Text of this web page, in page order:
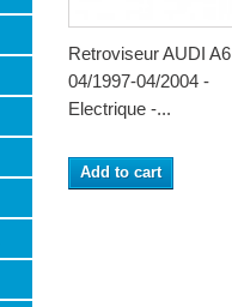
Retroviseur AUDI A6
04/1997-04/2004 -
Electrique -...
Add to cart